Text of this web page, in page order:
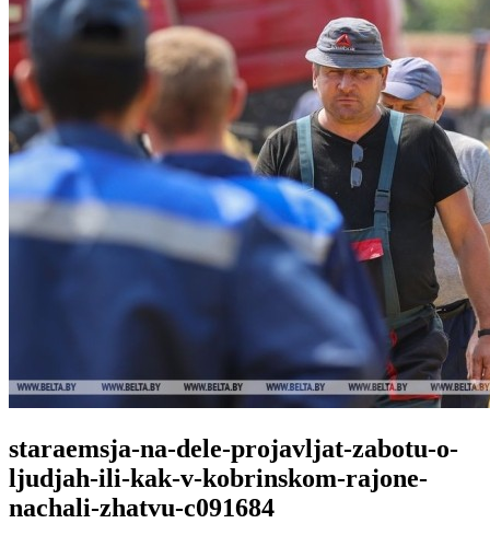
staraemsja-na-dele-projavljat-zabotu-o-
ljudjah-ili-kak-v-kobrinskom-rajone-
nachali-zhatvu-c091684